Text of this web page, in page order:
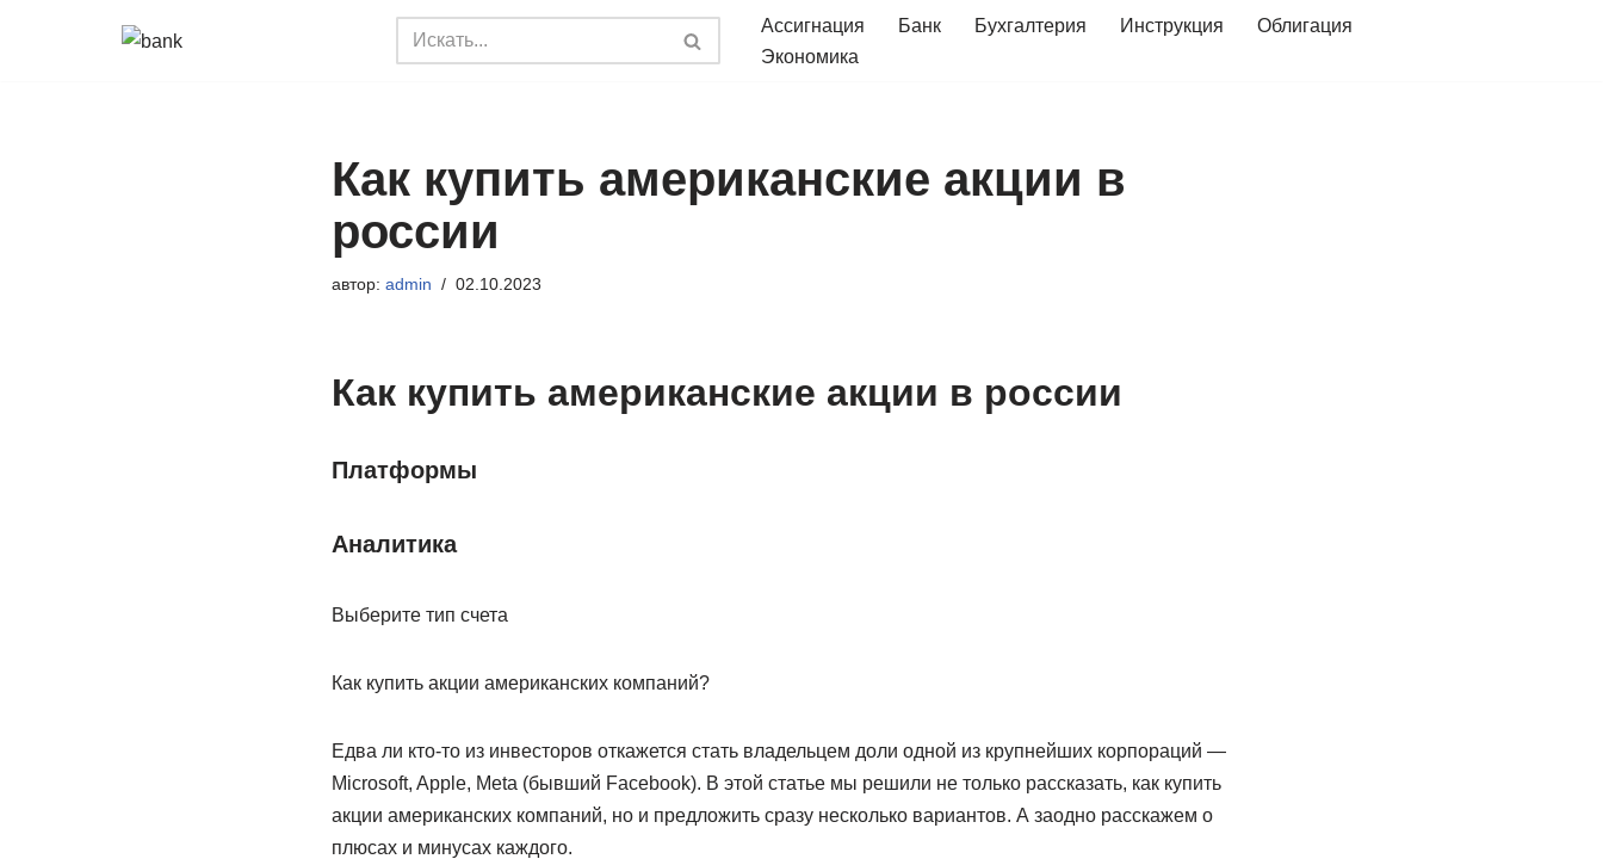
Ассигнация Банк Бухгалтерия Инструкция
Облигация
Экономика
Как купить американские акции в
россии
автор: admin 02.10.2023
Как купить американские акции в россии
Платформы
Аналитика
Выберите тип счета
Как купить акции американских компаний?
Едва ли кто-то из инвесторов откажется стать владельцем доли одной из крупнейших корпораций —
Microsoft, Apple, Meta (бывший Facebook). В этой статье мы решили не только рассказать, как купить
акции американских компаний, но и предложить сразу несколько вариантов. А заодно расскажем о
плюсах и минусах каждого.